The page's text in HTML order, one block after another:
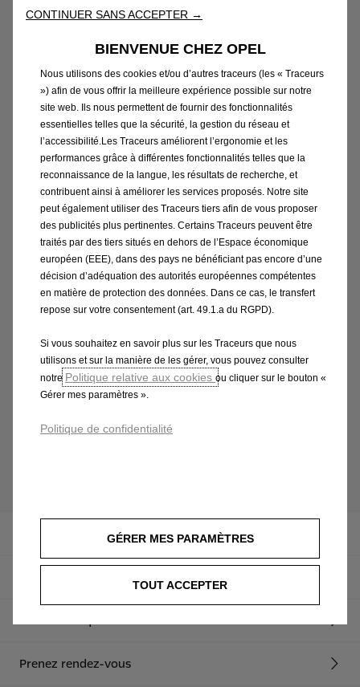
3 - Livraison simplifiée
Votre concessionnaire vous contactera
livraison.
Obtenez toute l'assistance téléphonique ou en ligne
dont vous avez besoin. Contactez votre
concessionnaire Opel ou le Service Client Opel sur +32
3 4506329, les jours ouvrés, de 9h00 à 17h00 ou
envoyez un e-mail à customer.care.belux@opel.com.
Réservez maintenant
Prenez rendez-vous
CONTINUER SANS ACCEPTER →
BIENVENUE CHEZ OPEL
Nous utilisons des cookies et/ou d’autres traceurs (les « Traceurs
») afin de vous offrir la meilleure expérience possible sur notre
site web. Ils nous permettent de fournir des fonctionnalités
essentielles telles que la sécurité, la gestion du réseau et
l’accessibilité.Les Traceurs améliorent l’ergonomie et les
performances grâce à différentes fonctionnalités telles que la
reconnaissance de la langue, les résultats de recherche, et
contribuent ainsi à améliorer les services proposés. Notre site
peut également utiliser des Traceurs tiers afin de vous proposer
des publicités plus pertinentes. Certains Traceurs peuvent être
traités par des tiers situés en dehors de l’Espace économique
européen (EEE), dans des pays ne bénéficiant pas encore d’une
décision d’adéquation des autorités européennes compétentes
en matière de protection des données. Dans ce cas, le transfert
repose sur votre consentement (art. 49.1.a du RGPD).
Si vous souhaitez en savoir plus sur les Traceurs que nous
utilisons et sur la manière de les gérer, vous pouvez consulter
notre Politique relative aux cookies ou cliquer sur le bouton «
Gérer mes paramètres ».
Politique de confidentialité
GÉRER MES PARAMÈTRES
TOUT ACCEPTER